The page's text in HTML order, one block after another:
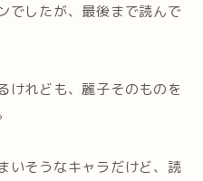
でしたが、最後まで読んで
けれども、麗子そのものを
いそうなキャラだけど、読